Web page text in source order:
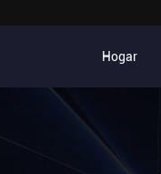
Hogar